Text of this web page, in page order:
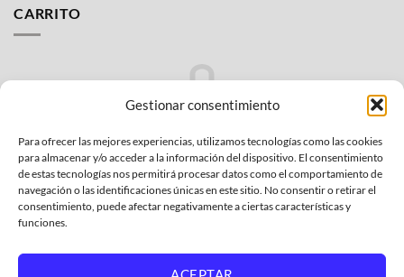
Gestionar consentimiento
Para ofrecer las mejores experiencias, utilizamos tecnologías como las cookies
para almacenar y/o acceder a la información del dispositivo. El consentimiento
de estas tecnologías nos permitirá procesar datos como el comportamiento de
navegación o las identificaciones únicas en este sitio. No consentir o retirar el
consentimiento, puede afectar negativamente a ciertas características y
funciones.
CARRITO
No hay productos en el carrito.
VOLVER A LA TIENDA